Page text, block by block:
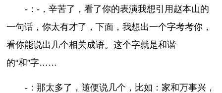
-：-，辛苦了，看了你的表演我想引用赵本山的
一句话，你太有才了，下面，我想出一个字考考你，
看你能说出几个相关成语。这个字就是和谐
的“和”字……
-：那太多了，随便说几个，比如：家和万事兴，